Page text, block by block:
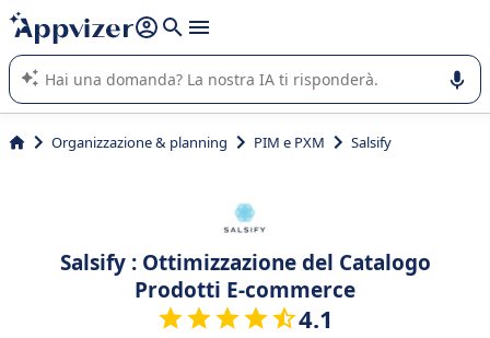
righe con
shift + enter
L'IA di Appvizer vi guida nell'utilizzo o nella scelta di un
software SaaS per la vostra azienda.
Organizzazione & planning PIM e PXM Salsify
Salsify : Ottimizzazione del Catalogo
Prodotti E-commerce
4.1